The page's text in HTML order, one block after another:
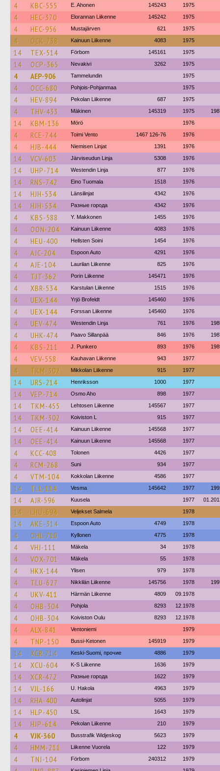
4 KBC-555 E. Ahonen 145243 1975
4 HEC-370 Elorannan Liikenne 145242 1975
4 HEC-956 Mustajärven 621 1975
4 OCK-738 Kainuun Liikenne 4083 1975
14 TEX-514 Förbom 145161 1975
14 OCP-365 Nevakivi 3262 1975
4 AEP-906 Tammelundin 1975
4 OCC-680 Pohjois-Pohjanmaa 1975
4 HEV-894 Pekolan Liikenne 687 1975
4 THV-433 Mäkinen 145319 1975
14 KBM-136 Mörö 1976
4 RCE-744 Toimi Vento 1467 126-76 1976
4 HJB-444 Niemisen Linjat 1391 1976
14 VCV-603 Järviseudun Linja 5308 1976
14 UHP-714 Westendin Linja 877 1976
14 RNS-742 Eino Tuomala 1518 1976
14 HJH-534 Länsilinjat 4342 1976
14 HJH-534 Разные города 4342 1976
4 KBS-588 Y. Makkonen 1455 1976
4 OON-204 Kainuun Liikenne 4083 1976
4 HEU-400 Hellsten Soini 1454 1976
4 AJC-204 Espoon Auto 4291 1976
4 AJE-104 Laurilan Liikenne 825 1976
4 TJT-362 Porin Liikenne 145471 1976
4 XBR-534 Karstulan Liikenne 1515 1976
4 UEX-144 Yrjö Brofeldt 145460 1976
4 UEX-144 Forssan Liikenne 145460 1976
4 UEV-474 Westendin Linja 761 1976
4 UHK-474 Paavo Sillanpää 846 1976
4 KBS-211 J. Punkero 893 1976
4 VEV-558 Kauhavan Liikenne 943 1977
4 TKM-302 Mikkolan Liikenne 915 1977
14 URS-214 Henriksson 1000 1977
14 VEP-714 Osmo Aho 898 1977
14 TKM-455 Lehtosen Liikenne 145567 1977
14 TKM-302 Koiviston L 915 1977
14 OEE-414 Kainuun Liikenne 145568 1977
14 OEE-414 Kainuun Liikenne 145568 1977
4 KCC-408 Tolonen 4426 1977
4 RCM-268 Suni 934 1977
4 VTM-104 Kokkolan Liikenne 4586 1977
14 TLL-114 Vesma 145642 1977
14 AJR-596 Kuusela 1977
14 LHU-694 Veljekset Salmela 1978
14 AKE-314 Espoon Auto 4749 1978
4 OHL-710 Kyllonen 4775 1978
4 VHJ-111 Mäkela 34 1978
4 VOX-701 Mäkela 55 1978
4 HKX-144 Ylisen 979 1978
4 TLU-627 Nikkilän Liikenne 145756 1978
4 UKV-411 Härmän Liikenne 4809 09.1978
4 OHB-304 Pohjola 8293 12.1978
4 OHB-304 Koiviston Oulu 8293 12.1978
4 ALX-841 Ventoniemi 1979
4 TNP-150 Bussi-Ketonen 145919 1979
14 XCR-714 Keski-Suomi, прочие 4886 1979
14 XCU-604 K-S Liikenne 1636 1979
14 XCR-472 Разные города 1622 1979
14 VJL-166 U. Hakola 4963 1979
14 RHA-400 Autolinjat 5055 1979
14 HLP-450 LSL 1643 1979
14 HJP-614 Pekolan Liikenne 210 1979
4 VJK-360 Busstrafik Widjeskog 5623 1979
4 HMM-211 Liikenne Vuorela 122 1979
4 TNJ-104 Förbom 240312 1979